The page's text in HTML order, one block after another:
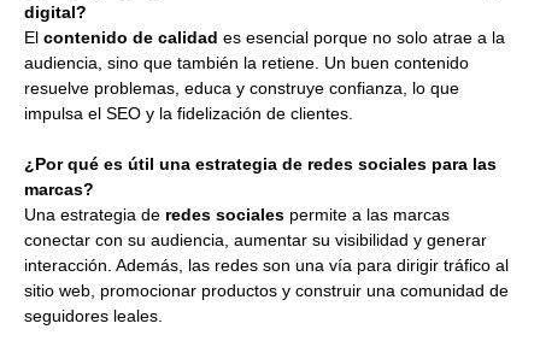
digital?
El contenido de calidad es esencial porque no solo atrae a la
audiencia, sino que también la retiene. Un buen contenido
resuelve problemas, educa y construye confianza, lo que
impulsa el SEO y la fidelización de clientes.
¿Por qué es útil una estrategia de redes sociales para las
marcas?
Una estrategia de redes sociales permite a las marcas
conectar con su audiencia, aumentar su visibilidad y generar
interacción. Además, las redes son una vía para dirigir tráfico al
sitio web, promocionar productos y construir una comunidad de
seguidores leales.